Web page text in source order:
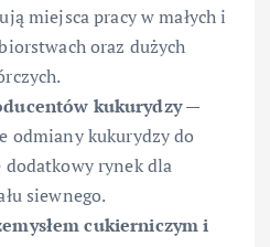
miejsca pracy w małych i
oraz dużych
kukurydzy—
odmiany kukurydzy do
rynek dla
siewnego.
cukierniczym i